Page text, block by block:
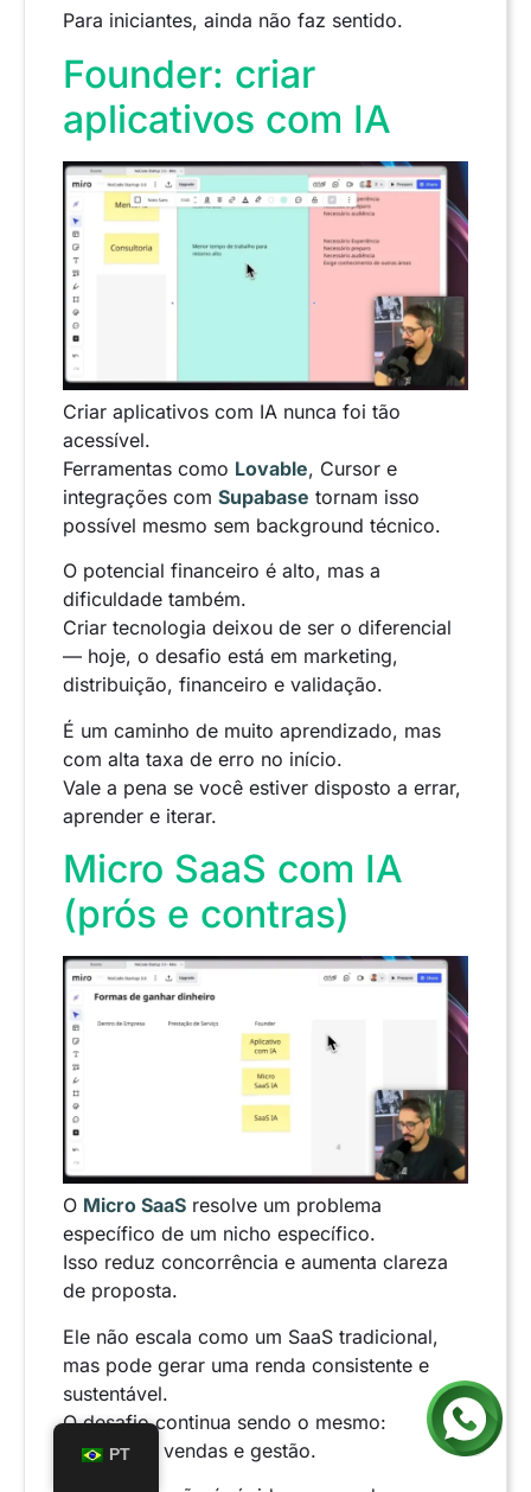
Para iniciantes, ainda não faz sentido.
Founder: criar
aplicativos com IA
Criar aplicativos com IA nunca foi tão
acessível.
Ferramentas como Lovable, Cursor e
integrações com Supabase tornam isso
possível mesmo sem background técnico.
O potencial financeiro é alto, mas a
dificuldade também.
Criar tecnologia deixou de ser o diferencial
— hoje, o desafio está em marketing,
distribuição, financeiro e validação.
É um caminho de muito aprendizado, mas
com alta taxa de erro no início.
Vale a pena se você estiver disposto a errar,
aprender e iterar.
Micro SaaS com IA
(prós e contras)
O Micro SaaS resolve um problema
específico de um nicho específico.
Isso reduz concorrência e aumenta clareza
de proposta.
Ele não escala como um SaaS tradicional,
mas pode gerar uma renda consistente e
sustentável.
O desafio continua sendo o mesmo:
marketing, vendas e gestão.
PT